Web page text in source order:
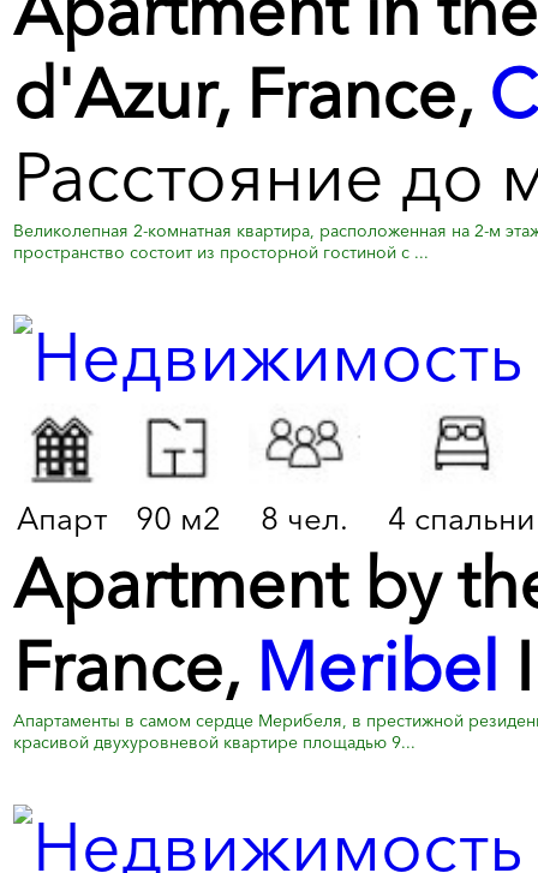
d'Azur, France,
Расстояние до
Великолепная 2-комнатная квартира, расположенная на 2-м
пространство состоит из просторной гостиной с ...
Апарт 90 м2 8 чел. 4 спальни
Apartment by
France, Meribel
Апартаменты в самом сердце Мерибеля, в престижной
красивой двухуровневой квартире площадью 9...